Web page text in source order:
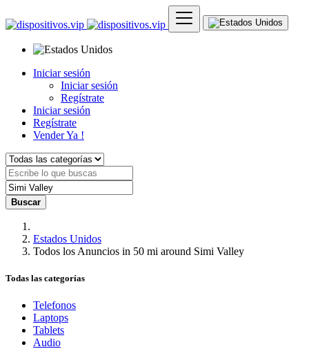
Iniciar sesión
Iniciar sesión
Regístrate
Iniciar sesión
Regístrate
Vender Ya !
Buscar
Estados Unidos
Todos los Anuncios in 50 mi around Simi Valley
Todas las categorías
Telefonos
Laptops
Tablets
Audio